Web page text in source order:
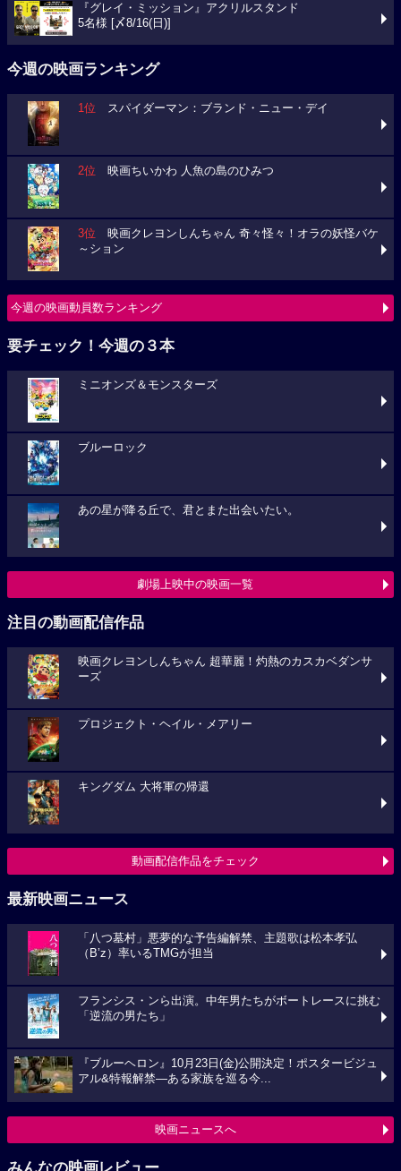
『グレイ・ミッション』アクリルスタンド
5名様 [〆8/16(日)]
今週の映画ランキング
1位 スパイダーマン：ブランド・ニュー・デイ
2位 映画ちいかわ 人魚の島のひみつ
3位 映画クレヨンしんちゃん 奇々怪々！オラの妖怪バケ
～ション
今週の映画動員数ランキング
要チェック！今週の３本
ミニオンズ＆モンスターズ
ブルーロック
あの星が降る丘で、君とまた出会いたい。
劇場上映中の映画一覧
注目の動画配信作品
映画クレヨンしんちゃん 超華麗！灼熱のカスカベダンサ
ーズ
プロジェクト・ヘイル・メアリー
キングダム 大将軍の帰還
動画配信作品をチェック
最新映画ニュース
「八つ墓村」悪夢的な予告編解禁、主題歌は松本孝弘
（B’z）率いるTMGが担当
フランシス・ンら出演。中年男たちがボートレースに挑む
「逆流の男たち」
『ブルーヘロン』10月23日(金)公開決定！ポスタービジュ
アル&特報解禁―ある家族を巡る今...
映画ニュースへ